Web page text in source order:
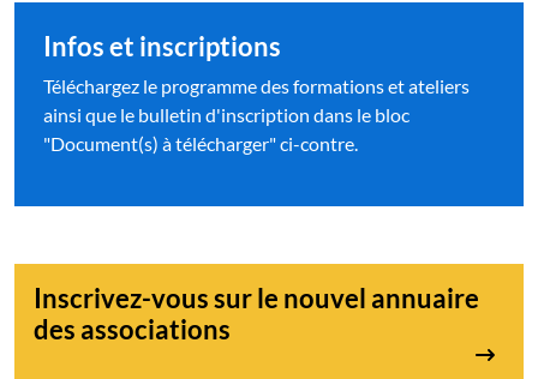
Infos et inscriptions
Téléchargez le programme des formations et ateliers
ainsi que le bulletin d'inscription dans le bloc
"Document(s) à télécharger" ci-contre.
Inscrivez-vous sur le nouvel annuaire
des associations